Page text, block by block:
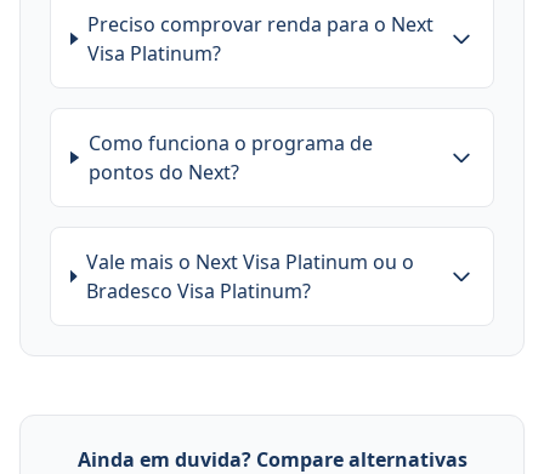
Preciso comprovar renda para o Next
Visa Platinum?
Como funciona o programa de
pontos do Next?
Vale mais o Next Visa Platinum ou o
Bradesco Visa Platinum?
Ainda em duvida? Compare alternativas